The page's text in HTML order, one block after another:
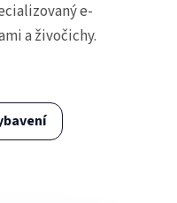
e-
a živočichy.